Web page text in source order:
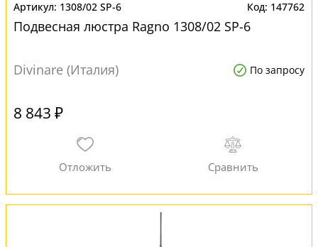
1308/02 SP-6 147762
Подвесная люстра Ragno 1308/02 SP-6
Divinare (Италия) По запросу
8 843 ₽